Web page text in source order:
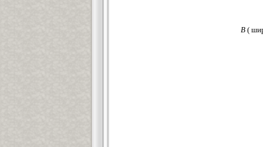
В (